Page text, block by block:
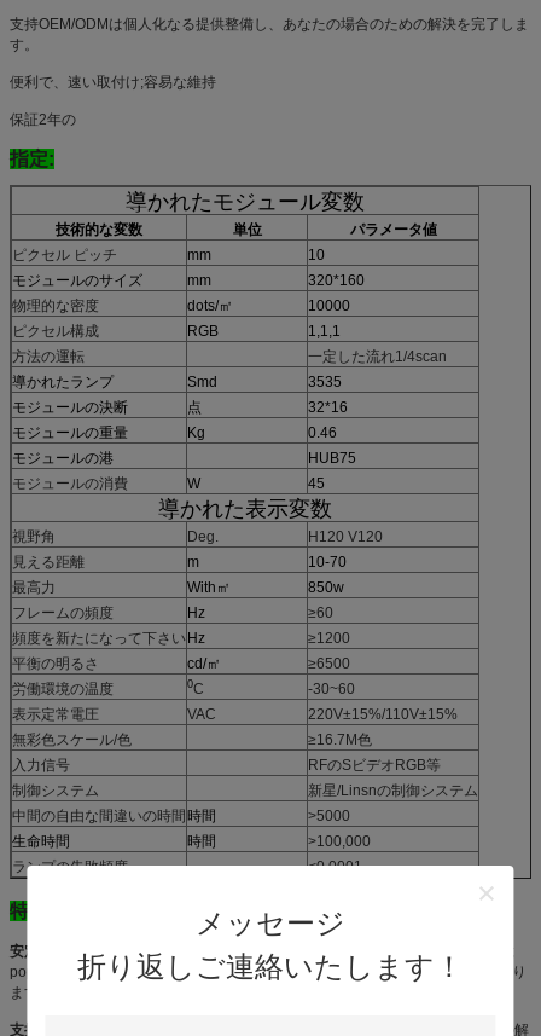
メッセージ
折り返しご連絡いたします！
支持OEM/ODMは個人化なる提供整備し、あなたの場合のための解決を完了しま
す。
便利で、速い取付け;容易な維持
保証2年の
指定:
導かれたモジュール変数
技術的な変数 単位
パラメータ値
ピクセル ピッチ
mm
10
モジュールのサイズ
mm
320*160
物理的な密度
dots/㎡
10000
ピクセル構成
RGB
1,1,1
方法の運転
一定した流れ1/4scan
導かれたランプ
Smd
3535
モジュールの決断
点
32*16
モジュールの重量
Kg
0.46
モジュールの港
HUB75
モジュールの消費
W 45
導かれた表示変数
視野角 Deg.
H120 V120
見える距離
m
10-70
最高力
With㎡
850w
フレームの頻度
Hz
≥60
頻度を新たになって下さいHz
≥1200
平衡の明るさ
cd/㎡
≥6500
労働環境の温度
0C
-30~60
表示定常電圧
VAC
220V±15%/110V±15%
無彩色スケール/色
≥16.7M色
入力信号
RFのSビデオRGB等
制御システム
新星/Linsnの制御システム
中間の自由な間違いの時間時間
>5000
生命時間
時間
>100,000
ランプの失敗頻度
<0.0001
特徴:
安定した及び良質:
私達にランプのような安定した原料の製造者があります;IC;
popwerの供給;制御システム等。あらゆるリンク、私達に厳密な質の点検があり
ます。そして私達に屋外の導かれたスクリーンで豊富な経験があります。
支持OEM/ODMサービス および個人化なる提供はおよびあなたの場合のための解